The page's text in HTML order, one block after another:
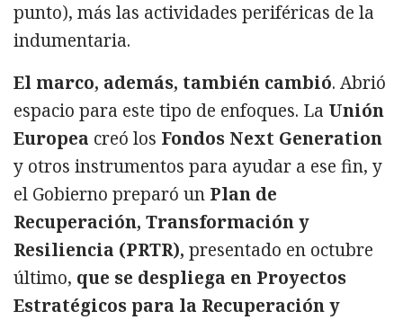
punto), más las actividades periféricas de la
indumentaria.
El marco, además, también cambió. Abrió
espacio para este tipo de enfoques. La Unión
Europea creó los Fondos Next Generation
y otros instrumentos para ayudar a ese fin, y
el Gobierno preparó un Plan de
Recuperación, Transformación y
Resiliencia (PRTR), presentado en octubre
último, que se despliega en Proyectos
Estratégicos para la Recuperación y